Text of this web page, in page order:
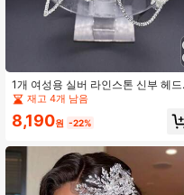
1개 여성용 실버 라인스톤 신부 헤드
피스, 신부 헤어 후프 헤어밴드, 수제
스, 정장 드레스, 메이크업 헤어 액세
재고 4개 남음
8,190원 -22%